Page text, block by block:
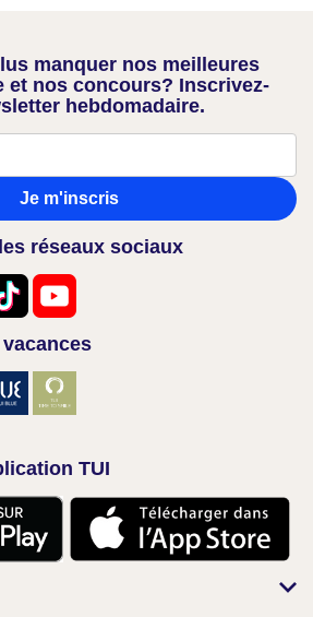
manquer nos meilleures
et nos concours? Inscrivez-
hebdomadaire.
Je m'inscris
réseaux sociaux
TUI